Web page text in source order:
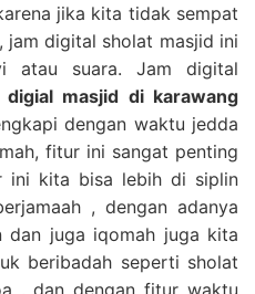
jika kita tidak sempat
jam digital sholat masjid ini
atau suara. Jam digital
digial masjid di karawang
dengan waktu jedda
fitur ini sangat penting
ini kita bisa lebih di siplin
, dengan adanya
dan juga iqomah juga kita
beribadah seperti sholat
, dan dengan fitur waktu